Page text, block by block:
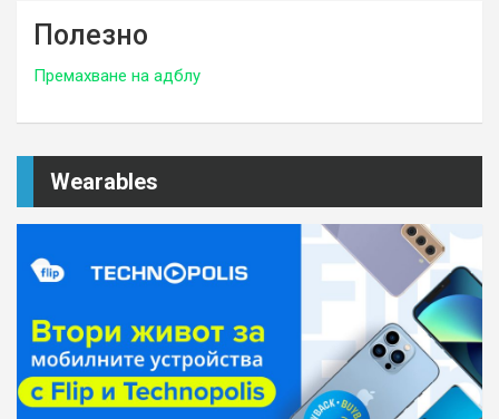
Полезно
Премахване на адблу
Wearables